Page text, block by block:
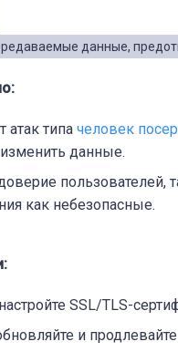
данные,
атак типа человек
данные.
пользователей,
как небезопасные.
SSL/TLS-
и